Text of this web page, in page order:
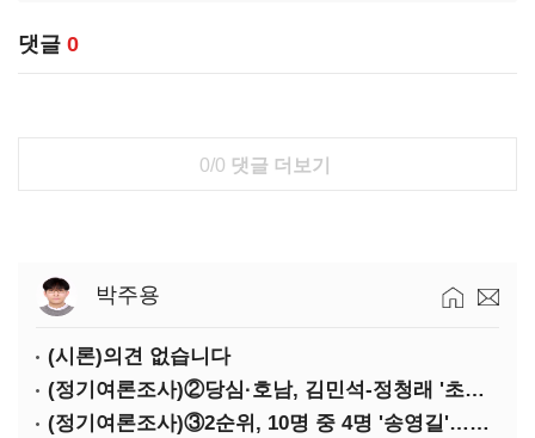
댓글 0
0/0 댓글 더보기
박주용
(시론)의견 없습니다
(정기여론조사)②당심·호남, 김민석-정청래 '초접전'
(정기여론조사)③2순위, 10명 중 4명 '송영길'…정청래 '한 자릿수'